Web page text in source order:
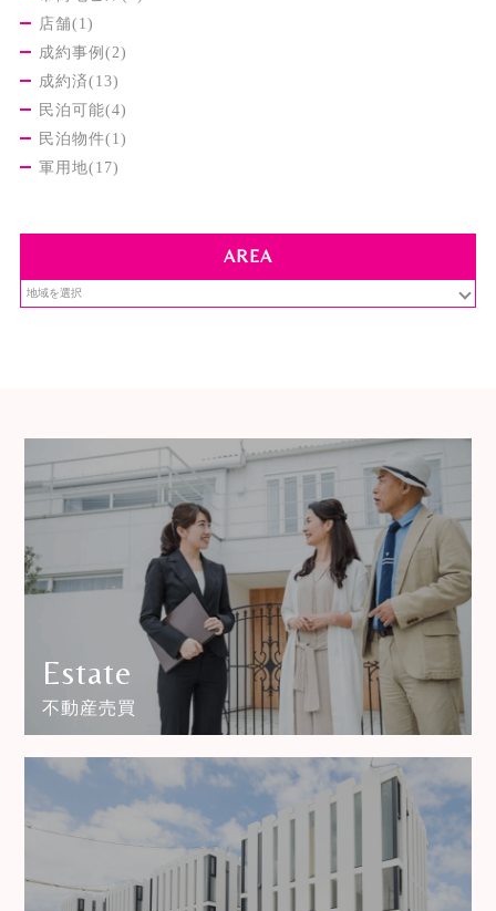
店舗(1)
成約事例(2)
成約済(13)
民泊可能(4)
民泊物件(1)
軍用地(17)
AREA
Estate
不動産売買